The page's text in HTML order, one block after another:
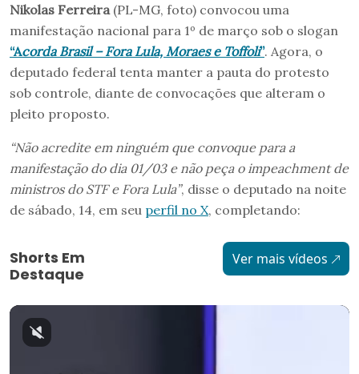
Nikolas Ferreira (PL-MG, foto) convocou uma
manifestação nacional para 1º de março sob o slogan
“Acorda Brasil – Fora Lula, Moraes e Toffoli”. Agora, o
deputado federal tenta manter a pauta do protesto
sob controle, diante de convocações que alteram o
pleito proposto.
“Não acredite em ninguém que convoque para a
manifestação do dia 01/03 e não peça o impeachment de
ministros do STF e Fora Lula”, disse o deputado na noite
de sábado, 14, em seu perfil no X, completando:
Shorts Em
Destaque
Ver mais vídeos